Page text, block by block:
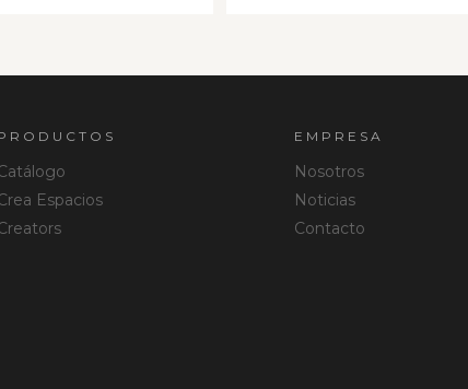
Espacios
EMPRESA
Nosotros
Noticias
Contacto